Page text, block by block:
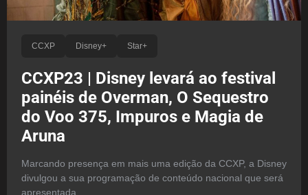
CCXP Disney+ Star+
CCXP23 | Disney levará ao festival
painéis de Overman, O Sequestro
do Voo 375, Impuros e Magia de
Aruna
Marcando presença em mais uma edição da CCXP, a Disney
divulgou a sua programação de conteúdo nacional que será
apresentada